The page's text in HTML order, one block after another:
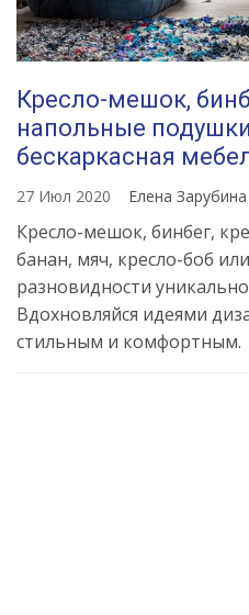
Кресло-мешок,
напольные
бескаркасная
27 Июл 2020 Елена Зарубина
Кресло-мешок, бинбег,
банан, мяч, кресло-боб
разновидности
Вдохновляйся идеями
стильным и комфортным.